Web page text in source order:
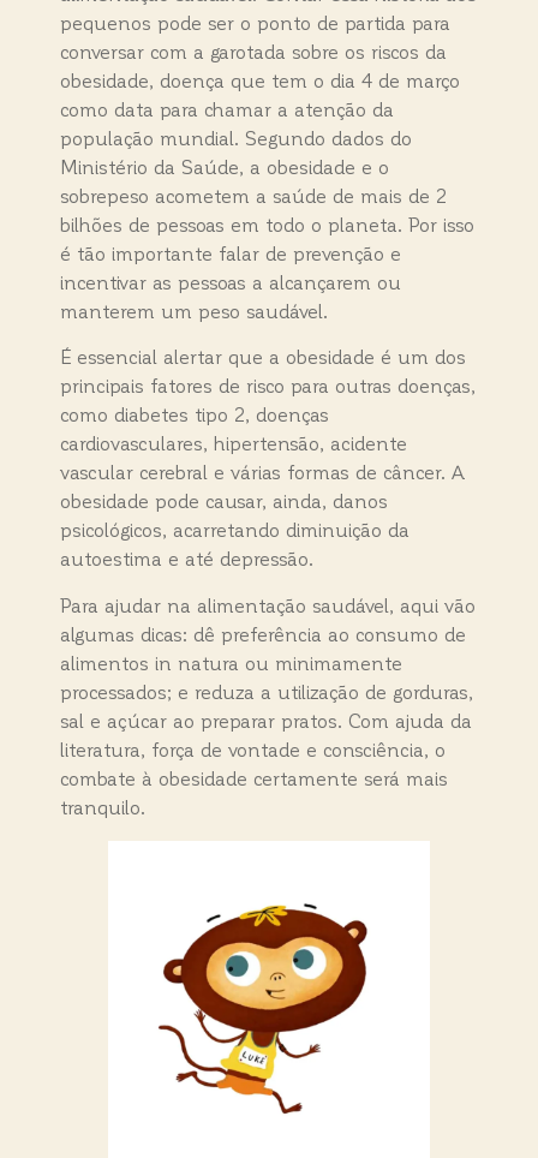
pequenos pode ser o ponto de partida para
conversar com a garotada sobre os riscos da
obesidade, doença que tem o dia 4 de março
como data para chamar a atenção da
população mundial. Segundo dados do
Ministério da Saúde, a obesidade e o
sobrepeso acometem a saúde de mais de 2
bilhões de pessoas em todo o planeta. Por isso
é tão importante falar de prevenção e
incentivar as pessoas a alcançarem ou
manterem um peso saudável.
É essencial alertar que a obesidade é um dos
principais fatores de risco para outras doenças,
como diabetes tipo 2, doenças
cardiovasculares, hipertensão, acidente
vascular cerebral e várias formas de câncer. A
obesidade pode causar, ainda, danos
psicológicos, acarretando diminuição da
autoestima e até depressão.
Para ajudar na alimentação saudável, aqui vão
algumas dicas: dê preferência ao consumo de
alimentos in natura ou minimamente
processados; e reduza a utilização de gorduras,
sal e açúcar ao preparar pratos. Com ajuda da
literatura, força de vontade e consciência, o
combate à obesidade certamente será mais
tranquilo.